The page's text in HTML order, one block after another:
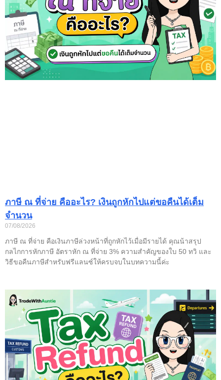
ภาษี ณ ที่จ่าย คืออะไร? เงินถูกหักไปแต่ขอคืนได้เต็ม
จำนวน
07/08/2026
ภาษี ณ ที่จ่าย คือเงินภาษีล่วงหน้าที่ถูกหักไว้เมื่อมีรายได้ คุณน้าสรุป
กลไกการหักภาษี อัตราหัก ณ ที่จ่าย 3% ความสำคัญของใบ 50 ทวิ และ
วิธีขอคืนภาษีสำหรับฟรีแลนซ์ให้ครบจบในบทความนี้ค่ะ